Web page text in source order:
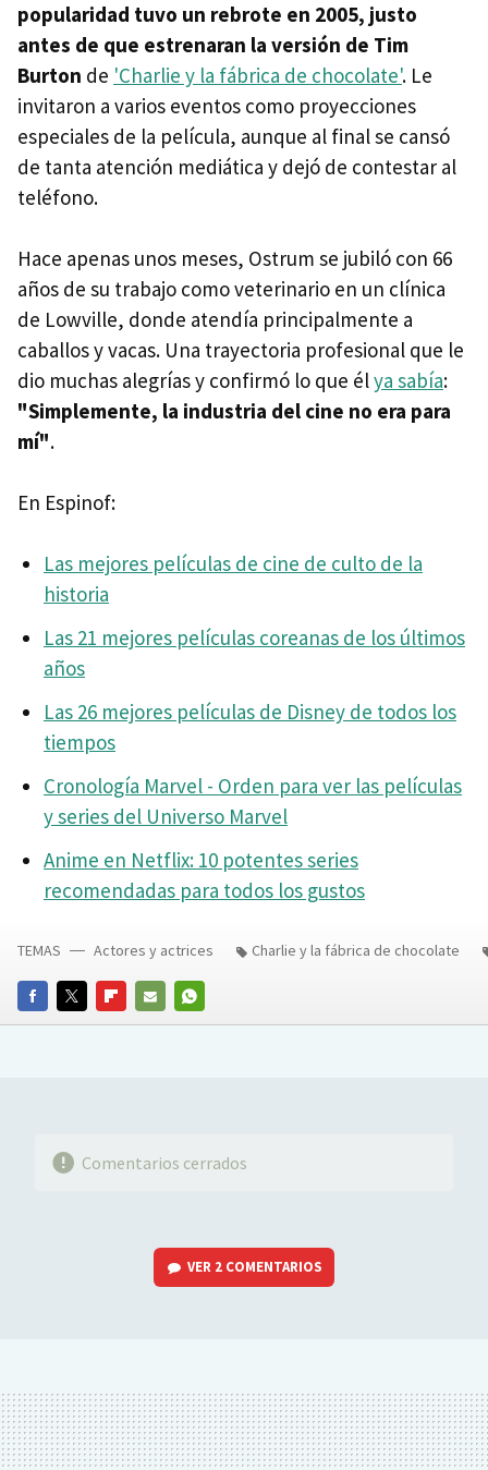
popularidad tuvo un rebrote en 2005, justo
antes de que estrenaran la versión de Tim
Burton de 'Charlie y la fábrica de chocolate'. Le
invitaron a varios eventos como proyecciones
especiales de la película, aunque al final se cansó
de tanta atención mediática y dejó de contestar al
teléfono.
Hace apenas unos meses, Ostrum se jubiló con 66
años de su trabajo como veterinario en un clínica
de Lowville, donde atendía principalmente a
caballos y vacas. Una trayectoria profesional que le
dio muchas alegrías y confirmó lo que élya sabía:
"Simplemente, la industria del cine no era para
mí".
En Espinof:
Las mejores películas de cine de culto de la
historia
Las 21 mejores películas coreanas de los últimos
años
Las 26 mejores películas de Disney de todos los
tiempos
Cronología Marvel - Orden para ver las películas
y series del Universo Marvel
Anime en Netflix: 10 potentes series
recomendadas para todos los gustos
FACEBOOKTWITTERFLIPBOARD
E-
WHATSAPP
TEMAS Actores y actrices Charlie y la fábrica de chocolate
Comentarios cerrados
VER 2 COMENTARIOS